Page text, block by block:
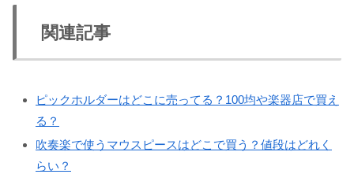
関連記事
ピックホルダーはどこに売ってる？100均や楽器店で買え
る？
吹奏楽で使うマウスピースはどこで買う？値段はどれく
らい？